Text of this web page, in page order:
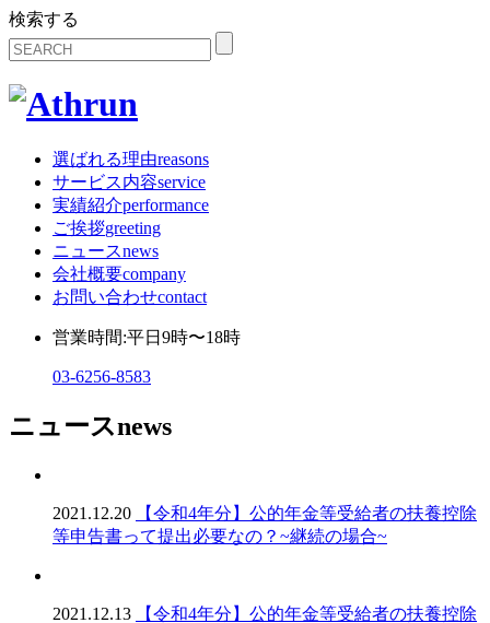
検索する
選ばれる理由reasons
サービス内容service
実績紹介performance
ご挨拶greeting
ニュースnews
会社概要company
お問い合わせcontact
営業時間:平日9時〜18時
03-6256-8583
ニュースnews
2021.12.20
【令和4年分】公的年金等受給者の扶養控除
等申告書って提出必要なの？~継続の場合~
2021.12.13
【令和4年分】公的年金等受給者の扶養控除